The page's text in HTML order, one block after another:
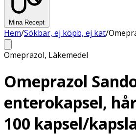
Mina Recept
Hem/Sökbar, ej köpb, ej kat/
Omeprazol, Läkemedel
Omeprazol
enterokapsel,
100 kapsel/